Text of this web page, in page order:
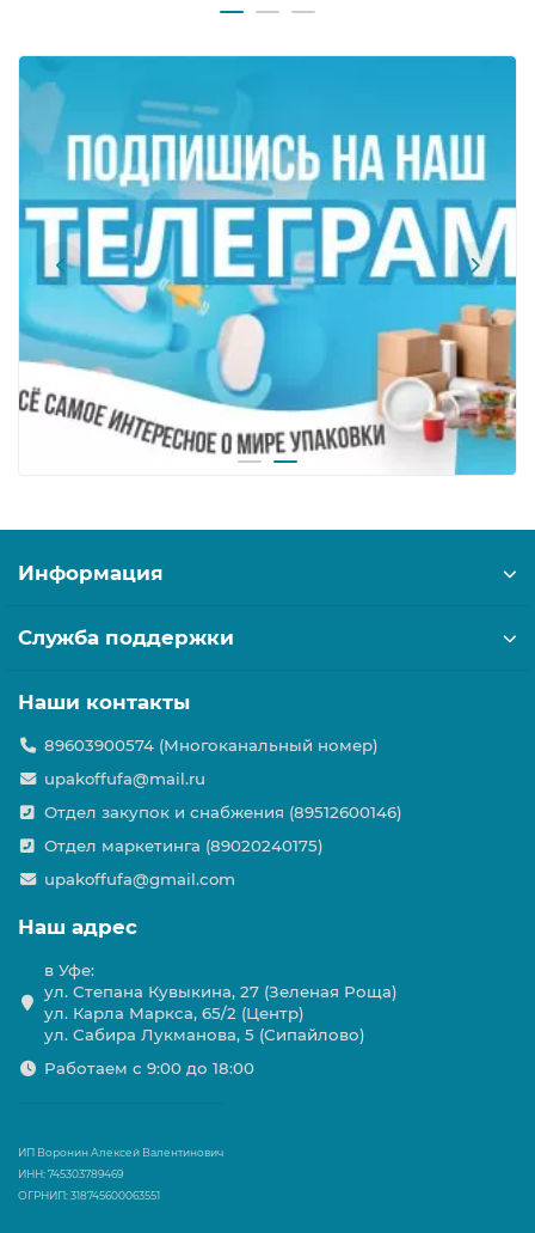
Информация
Служба поддержки
Наши контакты
89603900574 (Многоканальный номер)
upakoffufa@mail.ru
Отдел закупок и снабжения (89512600146)
Отдел маркетинга (89020240175)
upakoffufa@gmail.com
Наш адрес
в Уфе:
ул. Степана Кувыкина, 27 (Зеленая Роща)
ул. Карла Маркса, 65/2 (Центр)
ул. Сабира Лукманова, 5 (Сипайлово)
Работаем с 9:00 до 18:00
ИП Воронин Алексей Валентинович
ИНН: 745303789469
ОГРНИП: 318745600063551